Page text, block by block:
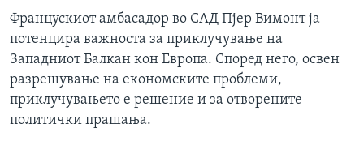
Францускиот амбасадор во САД Пјер Вимонт ја
потенцира важноста за приклучување на
Западниот Балкан кон Европа. Според него, освен
разрешување на економските проблеми,
приклучувањето е решение и за отворените
политички прашања.